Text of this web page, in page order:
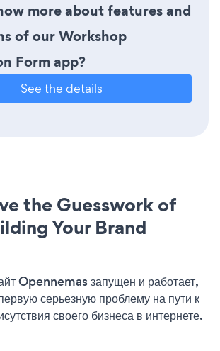
more about features and
of our Workshop
Form app?
See the details
the Guesswork of
Your Brand
Opennemas запущен и работает,
серьезную проблему на пути к
своего бизнеса в интернете.